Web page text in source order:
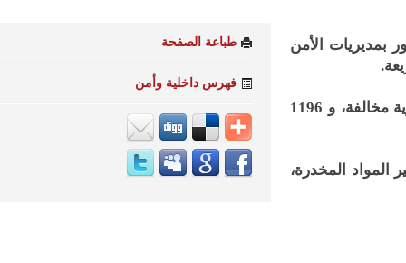
الأمن
أسفرت الحملات عن ضبط 46339 مخالفة مرورية متنوعة، و2143 دراجة بخارية مخالفة، و 1196
قيادة تحت تأثير المواد المخدرة،
طباعة الصفحة
فهرس داخلية وأمن